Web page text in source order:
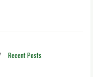
Recent Posts